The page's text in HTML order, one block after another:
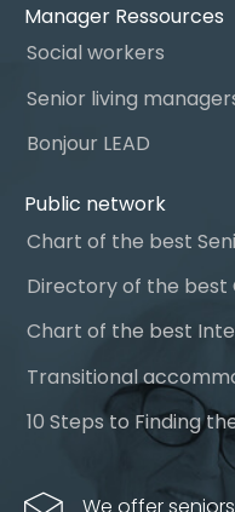
Manager Ressources
Social workers
Senior living
Bonjour LEAD
Public network
Chart of the best
Directory of the best
Chart of the best
Transitional
10 Steps to Finding